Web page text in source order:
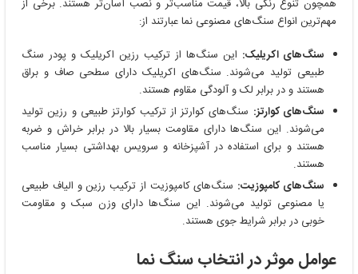
همچون تنوع رنگی بالا، قیمت مناسب‌تر و نصب آسان‌تر هستند. برخی از
مهم‌ترین انواع سنگ‌های مصنوعی نما عبارتند از:
سنگ‌های اکریلیک: این سنگ‌ها از ترکیب رزین اکریلیک و پودر سنگ
طبیعی تولید می‌شوند. سنگ‌های اکریلیک دارای سطحی صاف و براق
هستند و در برابر لک و آلودگی مقاوم هستند.
سنگ‌های کوارتز: سنگ‌های کوارتز از ترکیب کوارتز طبیعی و رزین تولید
می‌شوند. این سنگ‌ها دارای مقاومت بسیار بالا در برابر خراش و ضربه
هستند و برای استفاده در آشپزخانه و سرویس بهداشتی بسیار مناسب
هستند.
سنگ‌های کامپوزیت: سنگ‌های کامپوزیت از ترکیب رزین و الیاف طبیعی
یا مصنوعی تولید می‌شوند. این سنگ‌ها دارای وزن سبک و مقاومت
خوبی در برابر شرایط جوی هستند.
عوامل موثر در انتخاب سنگ نما